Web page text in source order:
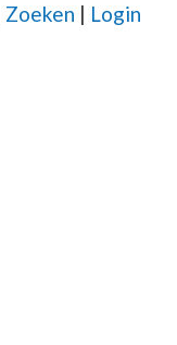
Zoeken | Login